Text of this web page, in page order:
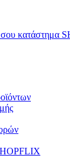
κατάστημα